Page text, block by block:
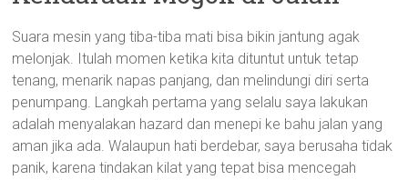
Suara mesin yang tiba-tiba mati bisa bikin jantung agak
melonjak. Itulah momen ketika kita dituntut untuk tetap
tenang, menarik napas panjang, dan melindungi diri serta
penumpang. Langkah pertama yang selalu saya lakukan
adalah menyalakan hazard dan menepi ke bahu jalan yang
aman jika ada. Walaupun hati berdebar, saya berusaha tidak
panik, karena tindakan kilat yang tepat bisa mencegah